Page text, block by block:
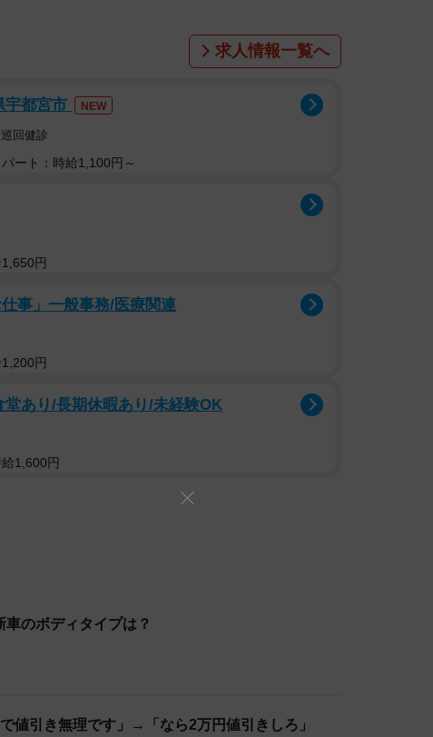
求人情報一覧へ
宇都宮市 NEW
回健診
ート：時給1,100円～
円
事」一般事務/医療関連
円
あり/長期休暇あり/未経験OK
1,600円
車のボディタイプは？
値引き無理です」→「なら2万円値引きしろ」